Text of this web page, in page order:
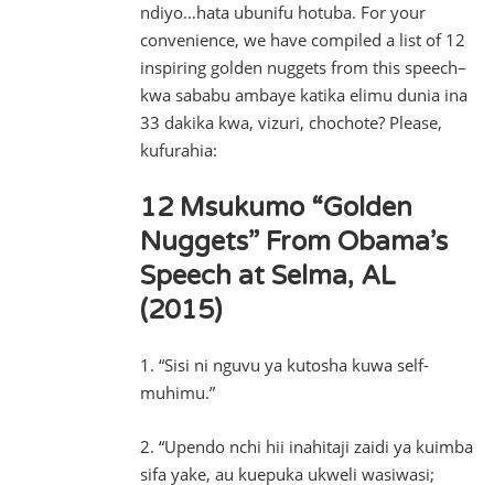
ndiyo…hata ubunifu hotuba. For your
convenience, we have compiled a list of 12
inspiring golden nuggets from this speech–
kwa sababu ambaye katika elimu dunia ina
33 dakika kwa, vizuri, chochote? Please,
kufurahia:
12 Msukumo “Golden
Nuggets” From Obama’s
Speech at Selma, AL
(2015)
1. “Sisi ni nguvu ya kutosha kuwa self-
muhimu.”
2. “Upendo nchi hii inahitaji zaidi ya kuimba
sifa yake, au kuepuka ukweli wasiwasi;